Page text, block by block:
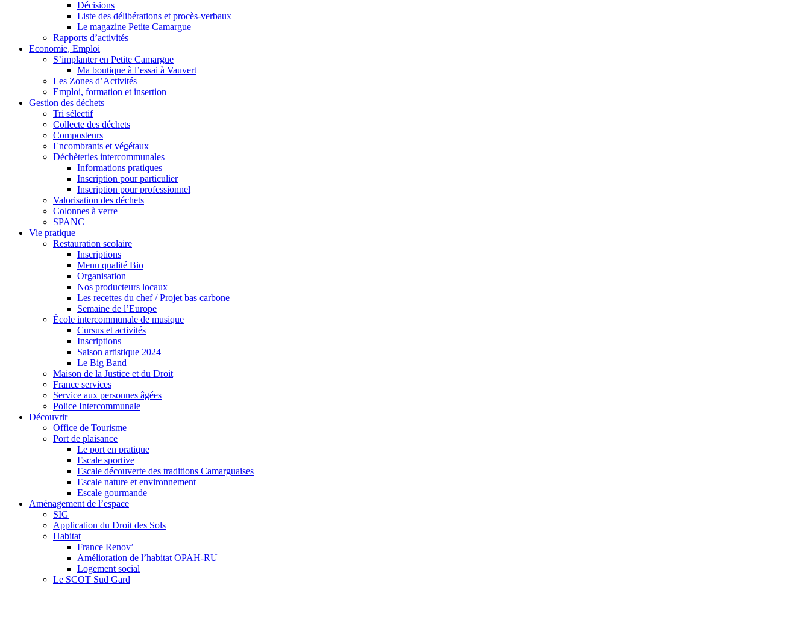
Décisions
Liste des délibérations et procès-verbaux
Le magazine Petite Camargue
Rapports d’activités
Economie, Emploi
S’implanter en Petite Camargue
Ma boutique à l’essai à Vauvert
Les Zones d’Activités
Emploi, formation et insertion
Gestion des déchets
Tri sélectif
Collecte des déchets
Composteurs
Encombrants et végétaux
Déchèteries intercommunales
Informations pratiques
Inscription pour particulier
Inscription pour professionnel
Valorisation des déchets
Colonnes à verre
SPANC
Vie pratique
Restauration scolaire
Inscriptions
Menu qualité Bio
Organisation
Nos producteurs locaux
Les recettes du chef / Projet bas carbone
Semaine de l’Europe
École intercommunale de musique
Cursus et activités
Inscriptions
Saison artistique 2024
Le Big Band
Maison de la Justice et du Droit
France services
Service aux personnes âgées
Police Intercommunale
Découvrir
Office de Tourisme
Port de plaisance
Le port en pratique
Escale sportive
Escale découverte des traditions Camarguaises
Escale nature et environnement
Escale gourmande
Aménagement de l’espace
SIG
Application du Droit des Sols
Habitat
France Renov’
Amélioration de l’habitat OPAH-RU
Logement social
Le SCOT Sud Gard